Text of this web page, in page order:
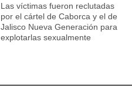
Las víctimas fueron reclutadas
por el cártel de Caborca y el de
Jalisco Nueva Generación para
explotarlas sexualmente